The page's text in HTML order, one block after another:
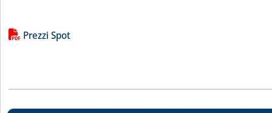
Lista allegati PDF alla notizia
Prezzi Spot